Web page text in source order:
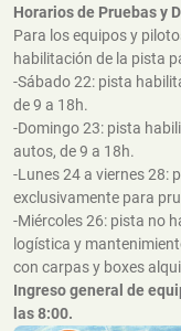
Horarios de Pruebas y
Para los equipos y
habilitación de la pista
-Sábado 22: pista
de 9 a 18h.
-Domingo 23: pista
autos, de 9 a 18h.
-Lunes 24 a viernes 28:
exclusivamente para
-Miércoles 26: pista no
logística y
con carpas y boxes
Ingreso general de
las 8:00.